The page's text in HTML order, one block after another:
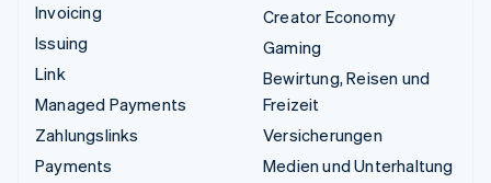
Invoicing
Issuing
Link
Managed Payments
Zahlungslinks
Payments
Creator Economy
Gaming
Bewirtung, Reisen und
Freizeit
Versicherungen
Medien und Unterhaltung